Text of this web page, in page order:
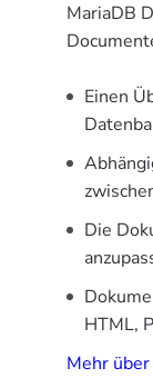
MariaDB
Einen
Die
HTML,
Mehr